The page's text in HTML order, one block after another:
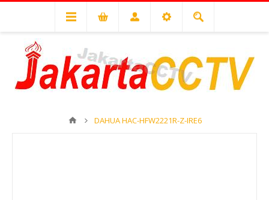
DAHUA HAC-HFW2221R-Z-IRE6